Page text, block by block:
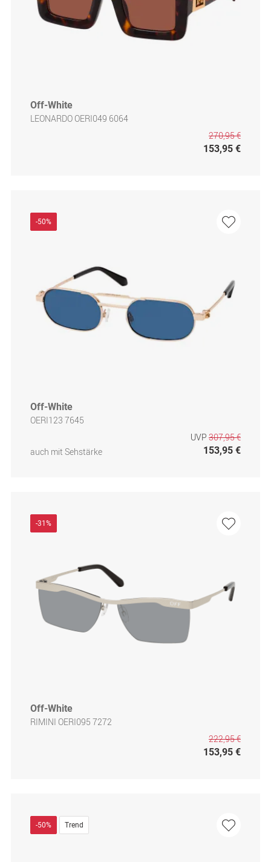
Off-White
LEONARDO OERI049 6064
270,95 €
153,95 €
-50%
Off-White
OERI123 7645
auch mit Sehstärke
UVP 307,95 €
153,95 €
-31%
Off-White
RIMINI OERI095 7272
222,95 €
153,95 €
-50% Trend